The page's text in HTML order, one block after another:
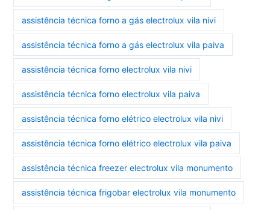
assistência técnica forno a gás electrolux vila nivi
assistência técnica forno a gás electrolux vila paiva
assistência técnica forno electrolux vila nivi
assistência técnica forno electrolux vila paiva
assistência técnica forno elétrico electrolux vila nivi
assistência técnica forno elétrico electrolux vila paiva
assistência técnica freezer electrolux vila monumento
assistência técnica frigobar electrolux vila monumento